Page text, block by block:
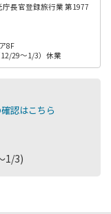
長官登録旅行業 第1977
8F
29～1/3）休業
認はこちら
1/3)